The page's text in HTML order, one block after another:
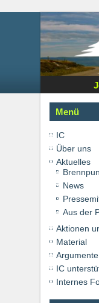
Menü
IC
Über uns
Aktuelles
News
Aus der
Aktionen
Material
IC
Internes